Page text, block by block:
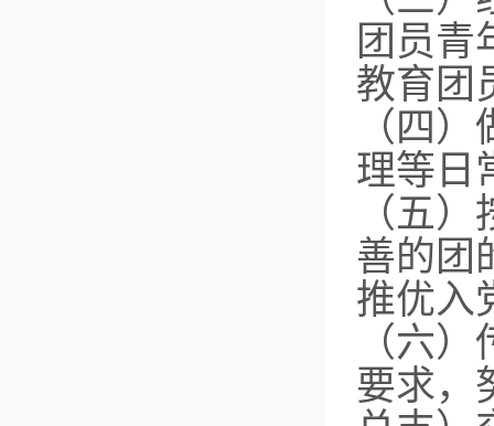
团员青
教育团
（四
理等日
（五
善的团
推优入
（六
要求，